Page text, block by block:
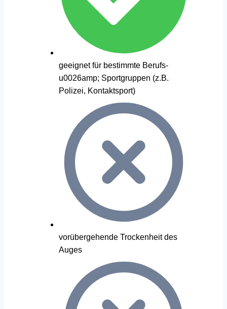
geeignet für bestimmte Berufs-
u0026amp; Sportgruppen (z.B.
Polizei, Kontaktsport)
vorübergehende Trockenheit des
Auges